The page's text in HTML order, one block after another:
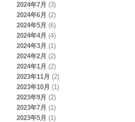
2024年7月 (3)
2024年6月 (2)
2024年5月 (6)
2024年4月 (4)
2024年3月 (1)
2024年2月 (2)
2024年1月 (2)
2023年11月 (2)
2023年10月 (1)
2023年9月 (2)
2023年7月 (1)
2023年5月 (1)